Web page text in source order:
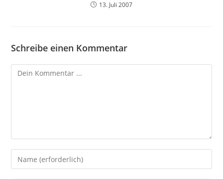
13. Juli 2007
Schreibe einen Kommentar
Kommentieren
Gib
deinen